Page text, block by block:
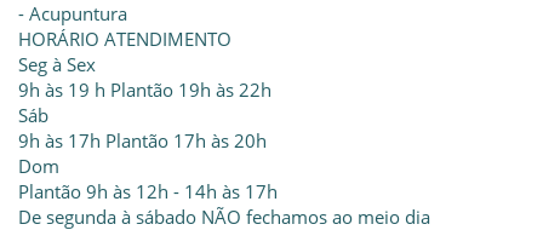
- Acupuntura
HORÁRIO ATENDIMENTO
Seg à Sex
9h às 19 h Plantão 19h às 22h
Sáb
9h às 17h Plantão 17h às 20h
Dom
Plantão 9h às 12h - 14h às 17h
De segunda à sábado NÃO fechamos ao meio dia